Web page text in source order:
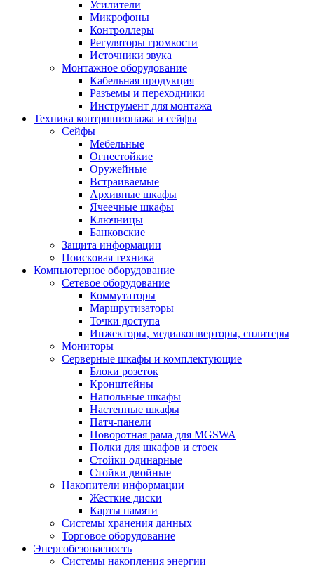
Усилители
Микрофоны
Контроллеры
Регуляторы громкости
Источники звука
Монтажное оборудование
Кабельная продукция
Разъемы и переходники
Инструмент для монтажа
Техника контршпионажа и сейфы
Сейфы
Мебельные
Огнестойкие
Оружейные
Встраиваемые
Архивные шкафы
Ячеечные шкафы
Ключницы
Банковские
Защита информации
Поисковая техника
Компьютерное оборудование
Сетевое оборудование
Коммутаторы
Маршрутизаторы
Точки доступа
Инжекторы, медиаконверторы, сплитеры
Мониторы
Серверные шкафы и комплектующие
Блоки розеток
Кронштейны
Напольные шкафы
Настенные шкафы
Патч-панели
Поворотная рама для MGSWA
Полки для шкафов и стоек
Стойки одинарные
Стойки двойные
Накопители информации
Жесткие диски
Карты памяти
Системы хранения данных
Торговое оборудование
Энергобезопасность
Системы накопления энергии